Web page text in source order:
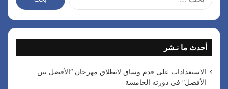
ح
ث
ن
:
أحدث ما نـشر
الاستعدادات على قدم وساق لانطلاق مهرجان “الأفضل بين
الأفضل” في دورته الخامسة